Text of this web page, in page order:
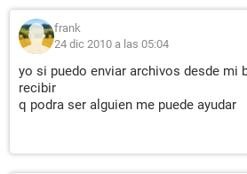
frank
24 dic 2010 a las 05:04
yo si puedo enviar archivos desde mi
recibir
q podra ser alguien me puede ayudar